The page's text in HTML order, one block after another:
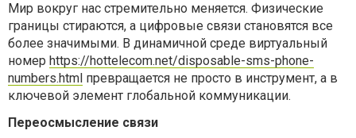
Мир вокруг нас стремительно меняется. Физические
границы стираются, а цифровые связи становятся все
более значимыми. В динамичной среде виртуальный
номер https://hottelecom.net/disposable-sms-phone-
numbers.html превращается не просто в инструмент, а в
ключевой элемент глобальной коммуникации.
Переосмысление связи